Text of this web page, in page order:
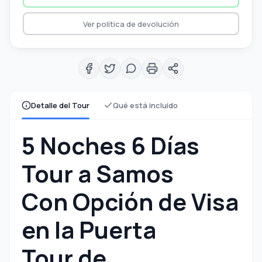
Detalle del Tour Qué está incluido
5 Noches 6 Días
Tour a Samos
Con Opción de Visa
en la Puerta
Ver política de devolución